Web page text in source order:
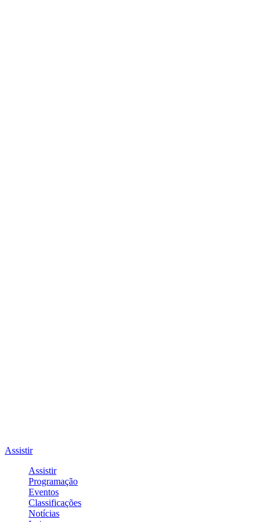
Assistir
Assistir
Programação
Eventos
Classificações
Notícias